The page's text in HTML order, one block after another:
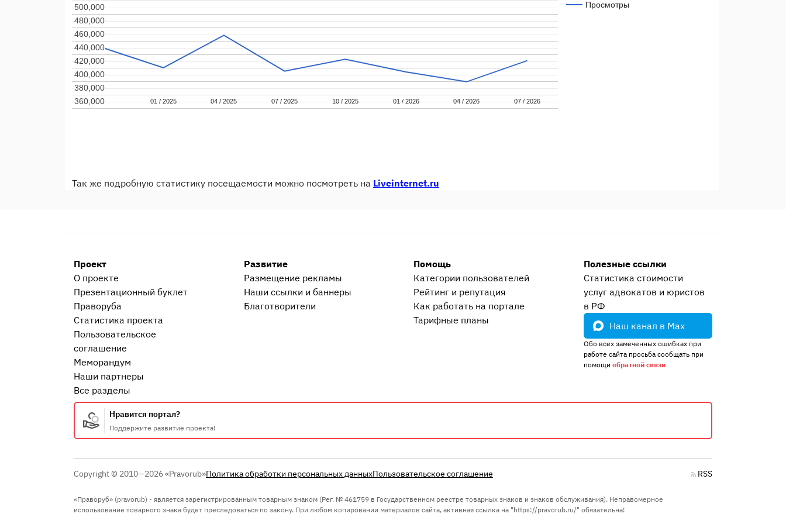
Просмотры
01 / 2025
01 / 2025 04 / 2025
04 / 2025 07 / 2025
07 / 2025 10 / 2025
10 / 2025 01 / 2026
01 / 2026 04 / 2026
04 / 2026 07 / 2026
07 / 2026
360,000
360,000
380,000
380,000
400,000
400,000
420,000
420,000
440,000
440,000
460,000
460,000
480,000
480,000
500,000
500,000
Так же подробную статистику посещаемости можно посмотреть на Liveinternet.ru
Проект
О проекте
Презентационный букл​ет
Праворуба
Статистика проекта
Пользовательское
соглашение
Меморандум
Наши партнеры
Все разделы
Развитие
Размещение рекламы
Наши ссылки и баннеры
Благотворители
Помощь
Категории пользователей
Рейтинг и репутация
Как работать на портале
Тарифные планы
Полезные ссылки
Статистика стоимости
услуг адвокатов и юристов
в РФ
Наш канал в Max
Обо всех замеченных ошибках при
работе сайта просьба сообщать при
помощи обратной связи
Нравится портал?
Поддержите развитие проекта!
Copyright © 2010—2026 «Pravorub»Политика обработки персональных данныхПользовательское соглашение RSS
«Праворуб» (pravorub) - является зарегистрированным товарным знаком (Рег. № 461759 в Государственном реестре товарных знаков и знаков обслуживания). Неправомерное
использование товарного знака будет преследоваться по закону. При любом копировании материалов сайта, активная ссылка на "https://pravorub.ru/" обязательна!